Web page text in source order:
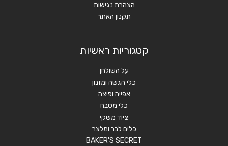
הצהרת נגישות
תקנון האתר
קטגוריות ראשיות
על השולחן
כלי הגשה ומזנון
אפייה ופיצה
כלי מטבח
ציוד משקי
כלים לבר ומלצר
BAKER'S SECRET